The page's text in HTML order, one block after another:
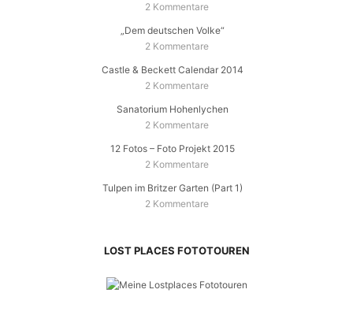
2 Kommentare
„Dem deutschen Volke“
2 Kommentare
Castle & Beckett Calendar 2014
2 Kommentare
Sanatorium Hohenlychen
2 Kommentare
12 Fotos – Foto Projekt 2015
2 Kommentare
Tulpen im Britzer Garten (Part 1)
2 Kommentare
LOST PLACES FOTOTOUREN